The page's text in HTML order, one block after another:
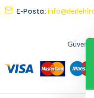
E-Posta:
Güvenli